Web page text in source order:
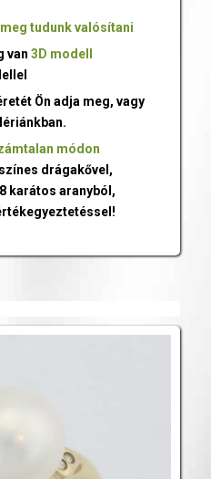
tudunk valósítani
van 3D modell
Ön adja meg, vagy
módon
drágakővel,
karátos aranyból,